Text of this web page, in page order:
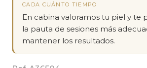
CADA CUÁNTO TIEMPO
En cabina valoramos tu piel y te
la pauta de sesiones más
mantener los resultados.